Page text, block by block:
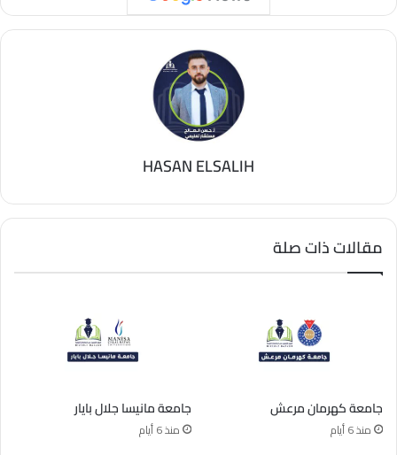
HASAN ELSALIH
مقالات ذات صلة
جامعة كهرمان مرعش
منذ 6 أيام
جامعة مانيسا جلال بايار
منذ 6 أيام